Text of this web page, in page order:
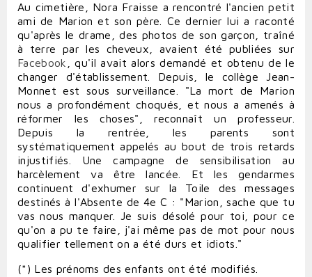
Au cimetière, Nora Fraisse a rencontré l'ancien petit
ami de Marion et son père. Ce dernier lui a raconté
qu'après le drame, des photos de son garçon, traîné
à terre par les cheveux, avaient été publiées sur
Facebook , qu'il avait alors demandé et obtenu de le
changer d'établissement. Depuis, le collège Jean-
Monnet est sous surveillance. "La mort de Marion
nous a profondément choqués, et nous a amenés à
réformer les choses", reconnaît un professeur.
Depuis la rentrée, les parents sont
systématiquement appelés au bout de trois retards
injustifiés. Une campagne de sensibilisation au
harcèlement va être lancée. Et les gendarmes
continuent d'exhumer sur la Toile des messages
destinés à l'Absente de 4e C : "Marion, sache que tu
vas nous manquer. Je suis désolé pour toi, pour ce
qu'on a pu te faire, j'ai même pas de mot pour nous
qualifier tellement on a été durs et idiots."
(*) Les prénoms des enfants ont été modifiés.